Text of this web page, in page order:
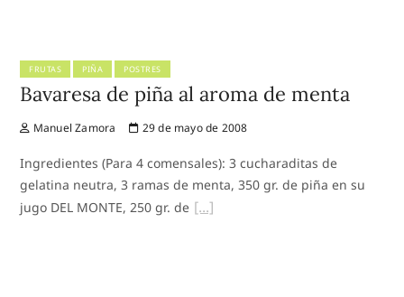
FRUTAS PIÑA POSTRES
Bavaresa de piña al aroma de menta
Manuel Zamora 29 de mayo de 2008
Ingredientes (Para 4 comensales): 3 cucharaditas de
gelatina neutra, 3 ramas de menta, 350 gr. de piña en su
jugo DEL MONTE, 250 gr. de